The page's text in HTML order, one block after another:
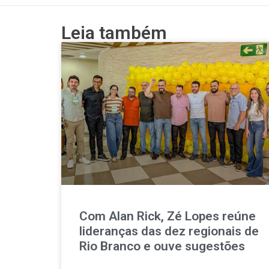
Leia também
Com Alan Rick, Zé Lopes reúne
lideranças das dez regionais de
Rio Branco e ouve sugestões